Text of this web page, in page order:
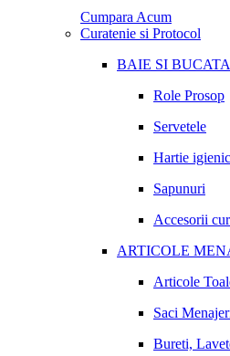
Cumpara Acum
Curatenie si Protocol
BAIE SI
Role Prosop
Servetele
Hartie
Sapunuri
Accesorii
ARTICOLE
Articole
Saci
Bureti,